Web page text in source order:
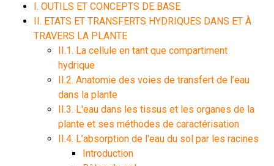
I. OUTILS ET CONCEPTS DE BASE
II. ETATS ET TRANSFERTS HYDRIQUES DANS ET À
TRAVERS LA PLANTE
II.1. La cellule en tant que compartiment
hydrique
II.2. Anatomie des voies de transfert de l’eau
dans la plante
II.3. L'eau dans les tissus et les organes de la
plante et ses méthodes de caractérisation
II.4. L’absorption de l'eau du sol par les racines
Introduction